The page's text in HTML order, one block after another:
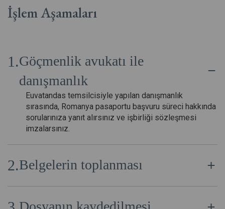
İşlem Aşamaları
Göçmenlik avukatı ile
danışmanlık
Euvatandas temsilcisiyle yapılan danışmanlık
sırasında, Romanya pasaportu başvuru süreci hakkında
sorularınıza yanıt alırsınız ve işbirliği sözleşmesi
imzalarsınız.
Belgelerin toplanması
yardımcı olur.